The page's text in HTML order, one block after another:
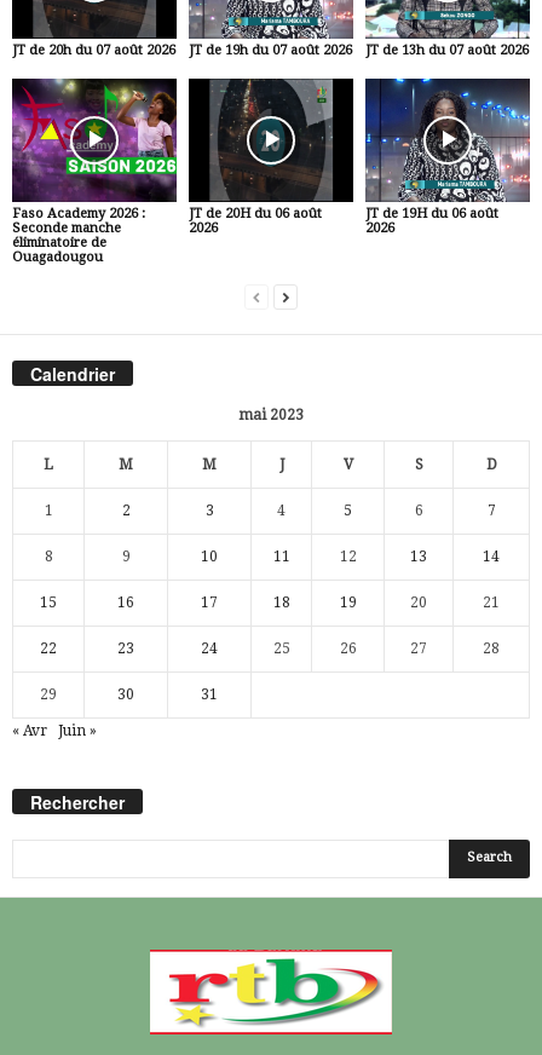
JT de 20h du 07 août 2026 JT de 19h du 07 août 2026 JT de 13h du 07 août 2026
Faso Academy 2026 :
Seconde manche
éliminatoire de
Ouagadougou
JT de 20H du 06 août
2026
JT de 19H du 06 août
2026
Calendrier
mai 2023
L M M J V S D
1 2 3 4 5 6 7
8 9 10 11 12 13 14
15 16 17 18 19 20 21
22 23 24 25 26 27 28
29 30 31
« Avr Juin »
Rechercher